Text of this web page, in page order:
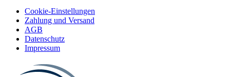
Cookie-Einstellungen
Zahlung und Versand
AGB
Datenschutz
Impressum